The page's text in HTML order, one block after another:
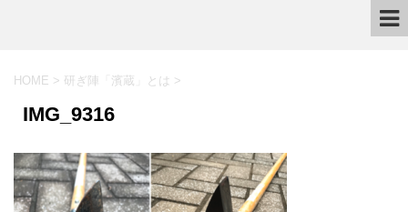
HOME > 研ぎ陣「濱蔵」とは >
IMG_9316